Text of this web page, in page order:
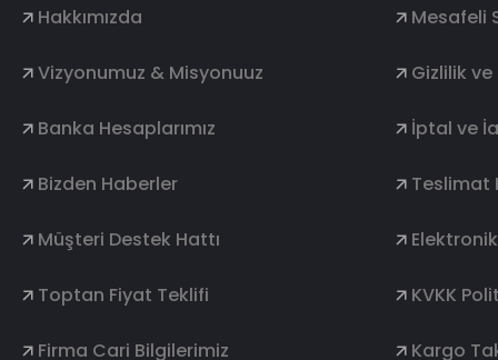
Hakkımızda
Vizyonumuz & Misyonuuz
Banka Hesaplarımız
Bizden Haberler
Müşteri Destek Hattı
Toptan Fiyat Teklifi
Firma Cari Bilgilerimiz
Mesafeli
Gizlilik
İptal ve
Teslimat
KVKK
Kargo